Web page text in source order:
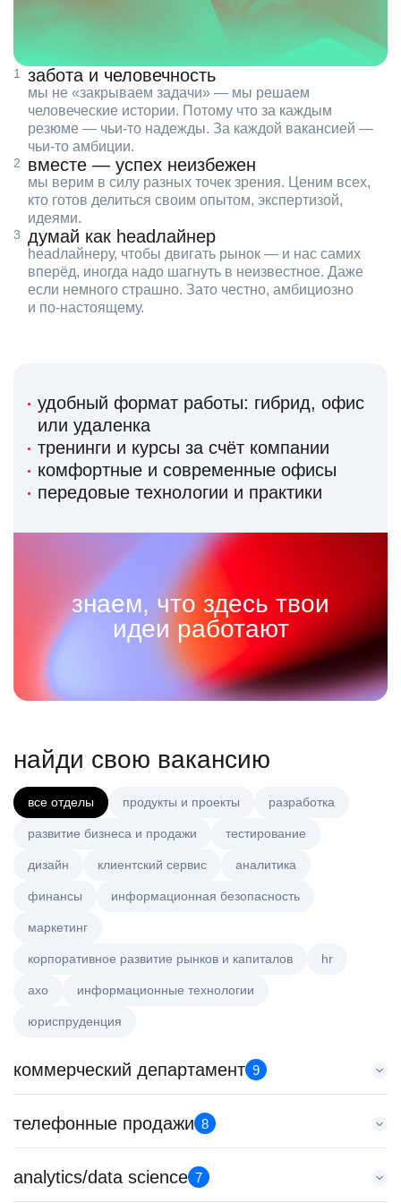
забота и человечность
мы не «закрываем задачи» — мы решаем
человеческие истории. Потому что за каждым
резюме — чьи‑то надежды. За каждой вакансией —
чьи‑то амбиции.
вместе — успех неизбежен
мы верим в силу разных точек зрения. Ценим всех,
кто готов делиться своим опытом, экспертизой,
идеями.
думай как headлайнер
headлайнеру, чтобы двигать рынок — и нас самих
вперёд, иногда надо шагнуть в неизвестное. Даже
если немного страшно. Зато честно, амбициозно
и по‑настоящему.
удобный формат работы: гибрид, офис
или удаленка
тренинги и курсы за счёт компании
комфортные и современные офисы
передовые технологии и практики
знаем, что здесь твои
идеи работают
найди свою вакансию
все отделы продукты и проекты разработка
развитие бизнеса и продажи тестирование
дизайн клиентский сервис аналитика
финансы информационная безопасность
маркетинг
корпоративное развитие рынков и капиталов hr
axo информационные технологии
юриспруденция
коммерческий департамент 9
Key Account Manager (EdTech)
HeadHunter::Коммерческий департамент
150000 ₽
телефонные продажи 8
Менеджер по продажам B2B
HeadHunter::Телефонные продажи
analytics/data science 7